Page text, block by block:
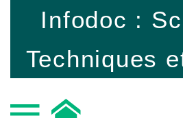
Infodoc :
Techniques